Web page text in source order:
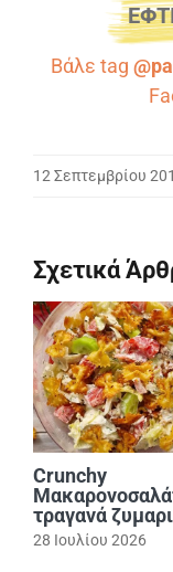
Βάλε tag
12 Σεπτεμβρίου
Σχετικά
Crunchy
τραγανά
28 Ιουλίου 2026